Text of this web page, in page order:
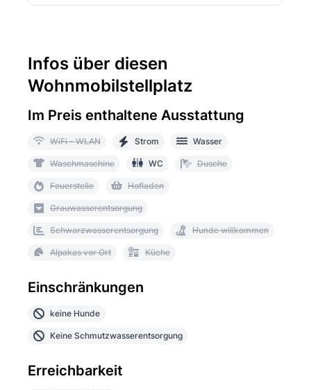
Infos über diesen
Wohnmobilstellplatz
Im Preis enthaltene Ausstattung
WiFi - WLAN Strom Wasser
Waschmaschine WC Dusche
Feuerstelle Hofladen
Grauwasserentsorgung
Schwarzwasserentsorgung Hunde willkommen
Alpakas vor Ort Küche
Einschränkungen
keine Hunde
Keine Schmutzwasserentsorgung
Erreichbarkeit